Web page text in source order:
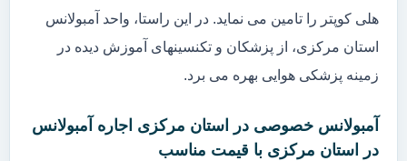
هلی کوپتر را تامین می نماید. در این راستا، واحد آمبولانس
استان مرکزی، از پزشکان و تکنسینهای آموزش دیده در
زمینه پزشکی هوایی بهره می برد.
آمبولانس خصوصی در استان مرکزی اجاره آمبولانس
در استان مرکزی با قیمت مناسب